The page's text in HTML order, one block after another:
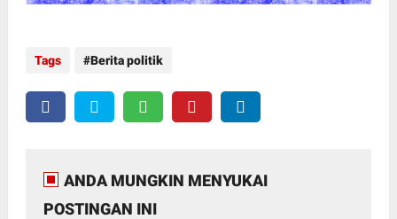
Tags Berita politik
ANDA MUNGKIN MENYUKAI
POSTINGAN INI